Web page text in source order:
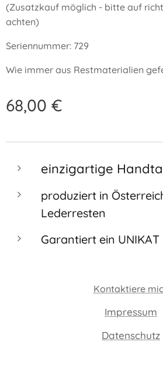
(Zusatzkauf möglich - bitte auf
achten)
Seriennummer: 729
Wie immer aus Restmaterialien
68,00 €
einzigartige
produziert in
Lederresten
Garantiert ein UNIKAT
Kontaktiere
Impressum
Datenschutz